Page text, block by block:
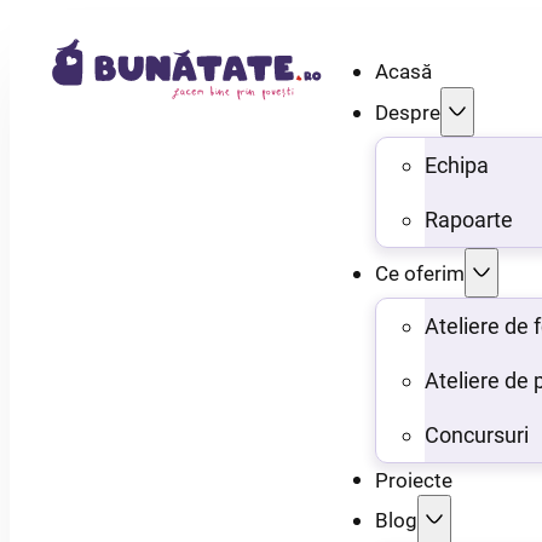
Acasă
Despre
Echipa
Rapoarte
Ce oferim
Ateliere de
Ateliere de
Concursuri
Proiecte
Blog